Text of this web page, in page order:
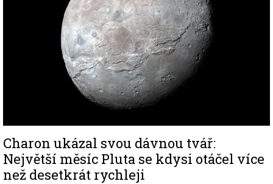
Charon ukázal svou dávnou tvář:
Největší měsíc Pluta se kdysi otáčel více
než desetkrát rychleji